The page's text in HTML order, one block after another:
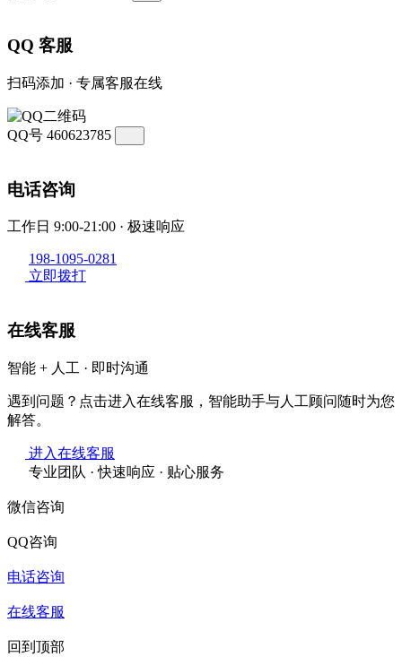
QQ 客服
扫码添加 · 专属客服在线
QQ号 460623785
电话咨询
工作日 9:00-21:00 · 极速响应
198-1095-0281
立即拨打
在线客服
智能 + 人工 · 即时沟通
遇到问题？点击进入在线客服，智能助手与人工顾问随时为您
解答。
进入在线客服
专业团队 · 快速响应 · 贴心服务
微信咨询
QQ咨询
电话咨询
在线客服
回到顶部